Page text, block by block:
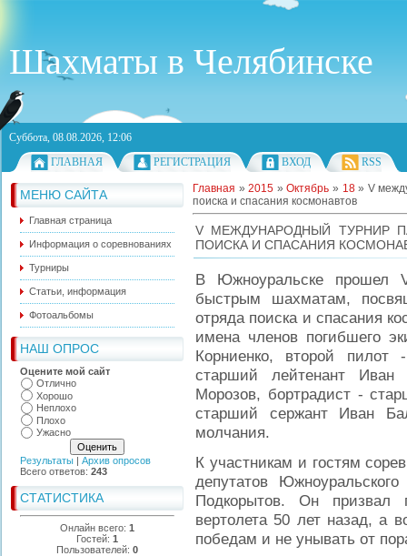
Шахматы в Челябинске
Суббота, 08.08.2026, 12:06
ГЛАВНАЯ
РЕГИСТРАЦИЯ ВХОД RSS
МЕНЮ САЙТА
Главная страница
Информация о соревнованиях
Турниры
Статьи, информация
Фотоальбомы
НАШ ОПРОС
Оцените мой сайт
Отлично
Хорошо
Неплохо
Плохо
Ужасно
Результаты | Архив опросов
Всего ответов: 243
СТАТИСТИКА
Онлайн всего: 1
Гостей: 1
Пользователей: 0
Главная »2015 » Октябрь » 18» V
поиска и спасания космонавтов
V МЕЖДУНАРОДНЫЙ ТУРНИР
ПОИСКА И СПАСАНИЯ
В Южноуральске прошел
быстрым шахматам,
отряда поиска и спасания
имена членов погибшего
Корниенко, второй
старший лейтенант Иван
Морозов, бортрадист -
старший сержант Иван
молчания.
К участникам и гостям
депутатов
Подкорытов. Он призвал
вертолета 50 лет назад, а
победам и не унывать от